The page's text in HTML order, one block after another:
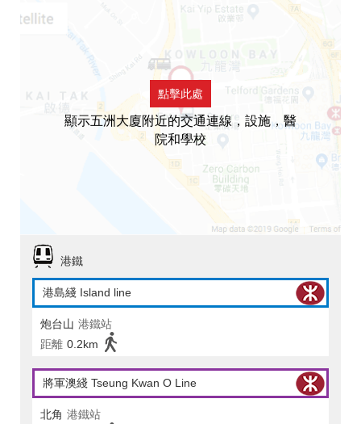
點擊此處
顯示五洲大廈附近的交通連線，設施，醫
院和學校
港鐵
港島綫 Island line
炮台山 港鐵站
距離 0.2km
將軍澳綫 Tseung Kwan O Line
北角 港鐵站